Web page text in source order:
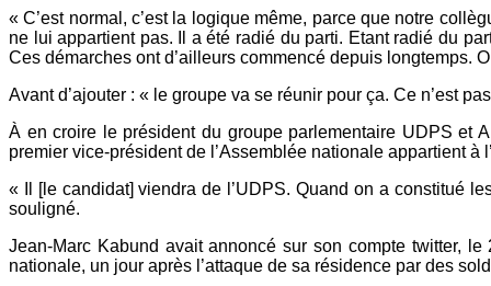
« C’est normal, c’est la logique même, parce que notre
ne lui appartient pas. Il a été radié du parti. Etant radié du
Ces démarches ont d’ailleurs commencé depuis longtemps.
Avant d’ajouter : « le groupe va se réunir pour ça. Ce n’est
À en croire le président du groupe parlementaire UDPS et
premier vice-président de l’Assemblée nationale appartient à
« Il [le candidat] viendra de l’UDPS. Quand on a constitué
souligné.
Jean-Marc Kabund avait annoncé sur son compte twitter,
nationale, un jour après l’attaque de sa résidence par des